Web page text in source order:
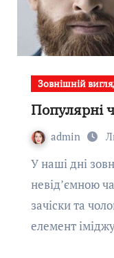
Зовнішній
Популярні
admin
У наші дні зовнішній вигляд стає
невід’ємною
зачіски та
елемент